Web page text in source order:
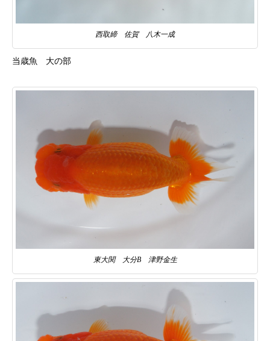
西取締 佐賀 八木一成
当歳魚 大の部
東大関 大分B 津野金生